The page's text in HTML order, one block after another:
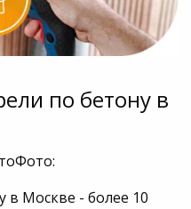
по бетону в
в Москве - более 10